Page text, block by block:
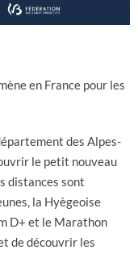
en France pour les
des Alpes-
le petit nouveau
distances sont
la Hyègeoise
D+ et le Marathon
de découvrir les